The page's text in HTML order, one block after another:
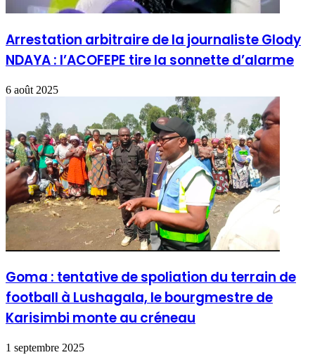
Arrestation arbitraire de la journaliste Glody
NDAYA : l’ACOFEPE tire la sonnette d’alarme
6 août 2025
Goma : tentative de spoliation du terrain de
football à Lushagala, le bourgmestre de
Karisimbi monte au créneau
1 septembre 2025